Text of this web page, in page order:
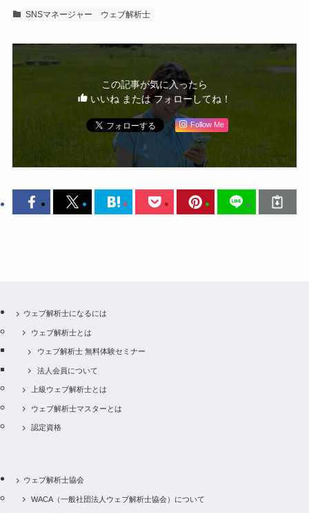
SNSマネージャー ウェブ解析士
この記事が気に入ったら
いいね または フォローしてね！
Follow Me
ウェブ解析士になるには
ウェブ解析士とは
ウェブ解析士 無料体験セミナー
法人会員について
上級ウェブ解析士とは
ウェブ解析士マスターとは
認定資格
ウェブ解析士協会
WACA（一般社団法人ウェブ解析士協会）について